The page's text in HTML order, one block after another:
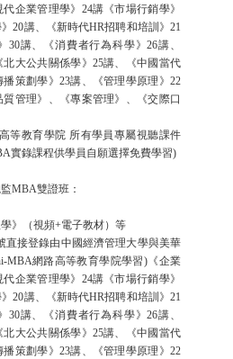
企業管理學》24講《市場行銷學》
20講、《新時代HR招聘和培訓》21
30講、《消費者行為科學》26講、
北大公共關係學》25講、《中國當代
策劃學》23講、《管理學原理》22
管理》、《專案管理》、《交際口
等教育學院 所有學員專屬視聽課件
實錄課程供學員自願選擇免費學習)
MBA雙證班：
》（視頻+電子教材）等
直接登錄由中國經濟管理大學與美華
MBA網路高等教育學院學習)《企業
企業管理學》24講《市場行銷學》
20講、《新時代HR招聘和培訓》21
30講、《消費者行為科學》26講、
北大公共關係學》25講、《中國當代
策劃學》23講、《管理學原理》22